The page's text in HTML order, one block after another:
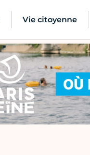
Vie citoyenne